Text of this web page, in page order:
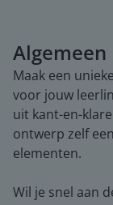
Algemeen
Maak een
voor jouw
uit kant-en-
ontwerp zelf
elementen.
Wil je snel aan